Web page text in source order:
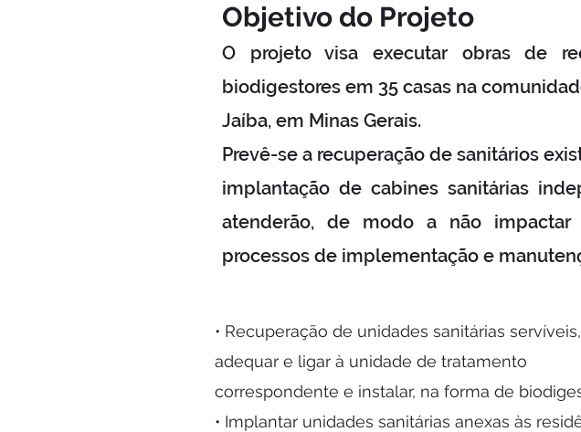
Objetivo do Projeto
O projeto visa executar obras de
biodigestores em 35 casas na
Jaíba, em Minas Gerais.
Prevê-se a recuperação de sanitários
implantação de cabines sanitárias
atenderão, de modo a não
processos de implementação e
• Recuperação de unidades sanitárias
adequar e ligar à unidade de tratamento
correspondente e instalar, na forma de
• Implantar unidades sanitárias anexas às